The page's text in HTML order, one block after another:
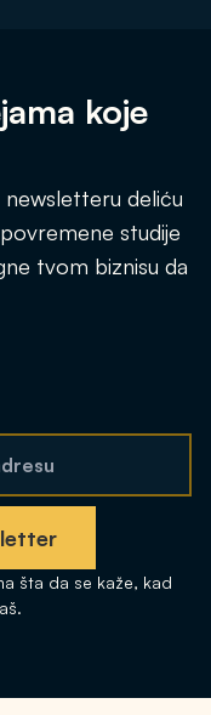
koje
newsletteru deliću
studije
tvom biznisu da
šta da se kaže, kad